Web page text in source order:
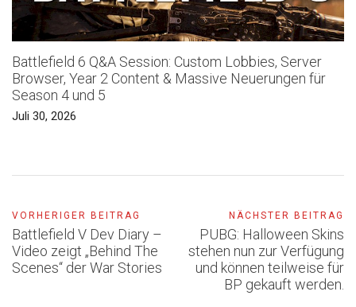
Battlefield 6 Q&A Session: Custom Lobbies, Server
Browser, Year 2 Content & Massive Neuerungen für
Season 4 und 5
Juli 30, 2026
VORHERIGER BEITRAG
Battlefield V Dev Diary –
Video zeigt „Behind The
Scenes“ der War Stories
NÄCHSTER BEITRAG
PUBG: Halloween Skins
stehen nun zur Verfügung
und können teilweise für
BP gekauft werden.